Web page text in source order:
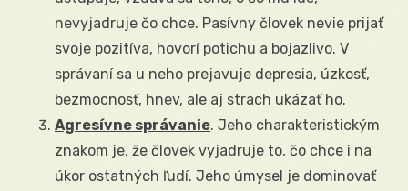
nevyjadruje čo chce. Pasívny človek nevie prijať
svoje pozitíva, hovorí potichu a bojazlivo. V
správaní sa u neho prejavuje depresia, úzkosť,
bezmocnosť, hnev, ale aj strach ukázať ho.
Agresívne správanie. Jeho charakteristickým
znakom je, že človek vyjadruje to, čo chce i na
úkor ostatných ľudí. Jeho úmysel je dominovať